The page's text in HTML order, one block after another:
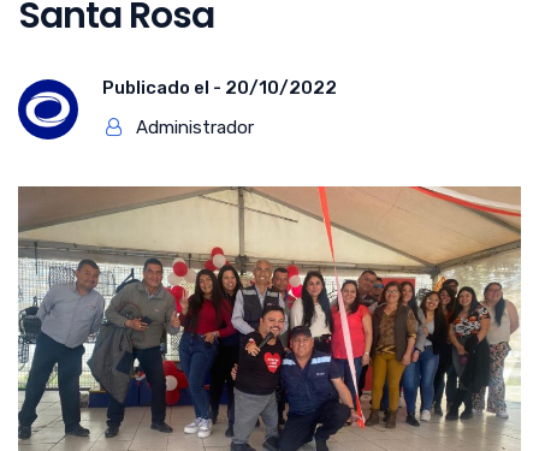
Santa Rosa
Publicado el - 20/10/2022
Administrador